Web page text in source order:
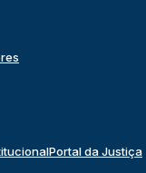
Portal da Justiça